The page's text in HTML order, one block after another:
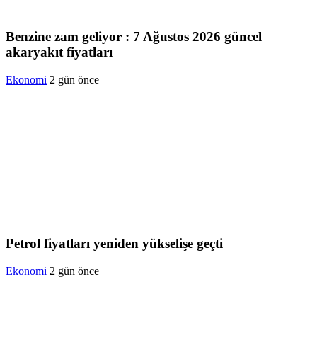
Benzine zam geliyor : 7 Ağustos 2026 güncel
akaryakıt fiyatları
Ekonomi 2 gün önce
Petrol fiyatları yeniden yükselişe geçti
Ekonomi 2 gün önce